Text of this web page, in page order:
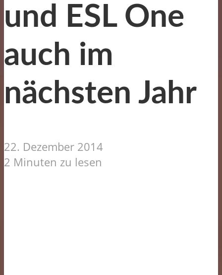
und ESL One
auch im
nächsten Jahr
22. Dezember 2014
2 Minuten zu lesen